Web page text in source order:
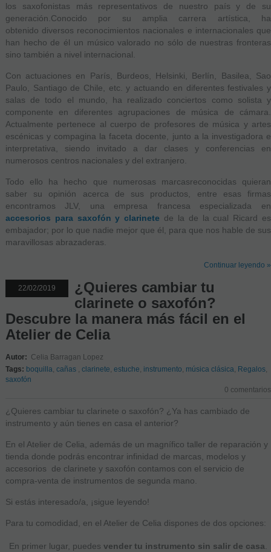
los saxofonistas más representativos de nuestro país y de su
generación.Conocido por su amplia carrera artística, ha
obtenido diversos reconocimientos nacionales e internacionales que
han hecho de él un músico valorado no sólo de nuestras fronteras
sino también a nivel internacional.
Con actuaciones en París, Burdeos, Helsinki, Berlín, Basilea, Sao
Paulo, Santiago de Chile, etc. y actuando en diferentes festivales y
salas de todo el mundo, ha realizado conciertos como solista y
componente en diferentes agrupaciones de música de cámara.
Actualmente pertenece al cuerpo de profesores de música y artes
escénicas y compagina la faceta docente, junto a la investigadora e
interpretativa, siendo invitado a dar clases y conferencias en
numerosos centros nacionales y del extranjero.
Todo ello ha hecho que numerosas marcasreconocidas quieran
saber su opinión acerca de sus productos, entre esas firmas
encontramos JLV, una empresa francesa especializada en
accesorios para saxofón y clarinete de la de la cual Ricard es
embajador; por lo que nadie mejor que él, para que nos hable de sus
maravillosas abrazaderas.
Continuar leyendo »
22/02/2019
¿Quieres cambiar tu
clarinete o saxofón?
Descubre la manera más fácil en el
Atelier de Celia
Autor: Celia Barragan Lopez
Tags: boquilla cañas clarinete estuche instrumento música clásica Regalos,
saxofón
0 comentarios
¿Quieres cambiar tu clarinete o saxofón? ¿Ya has cambiado de
instrumento y aún tienes en casa el anterior?
En el Atelier de Celia, además de un magnífico taller de reparación y
tienda donde podrás encontrar infinidad de marcas, modelos y
accesorios de clarinete y saxofón contamos con el servicio de
compra-venta de instrumentos de segunda mano.
Si estás interesado/a, ¡sigue leyendo!
Para tu comodidad, en el Atelier de Celia dispones de dos opciones:
En primer lugar, puedes vender tu instrumento sin salir de casa